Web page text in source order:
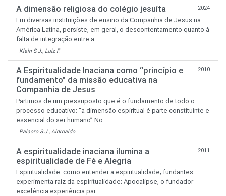
A dimensão religiosa do colégio jesuíta 2024
Em diversas instituições de ensino da Companhia de Jesus na
América Latina, persiste, em geral, o descontentamento quanto à
falta de integração entre a...
| Klein S.J., Luiz F.
A Espiritualidade Inaciana como “princípio e
fundamento” da missão educativa na
Companhia de Jesus
2010
Partimos de um pressuposto que é o fundamento de todo o
processo educativo: “a dimensão espiritual é parte constituinte e
essencial do ser humano” No...
| Palaoro S.J., Aldroaldo
A espiritualidade inaciana ilumina a
espiritualidade de Fé e Alegria
2011
Espiritualidade: como entender a espiritualidade; fundantes
experimenta raiz da espiritualidade; Apocalipse, o fundador
excelência experiência par....